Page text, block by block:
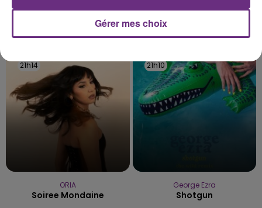
l'inspection du Travail en profite pour rappeler
les conditions de...
TITRES DIFFUSÉS
21h14
21h14
ORIA
Soiree Mondaine
21h10
21h10
George Ezra
Shotgun
Gérer mes choix